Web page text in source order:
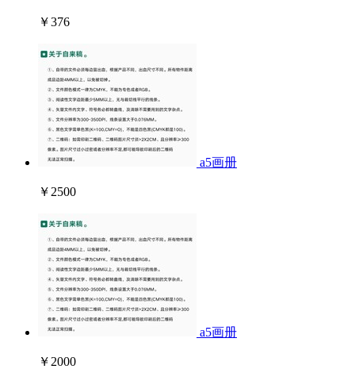
￥376
a5画册
￥2500
a5画册
￥2000